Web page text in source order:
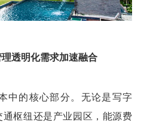
透明化需求加速融合
中的核心部分。无论是写字
枢纽还是产业园区，能源费